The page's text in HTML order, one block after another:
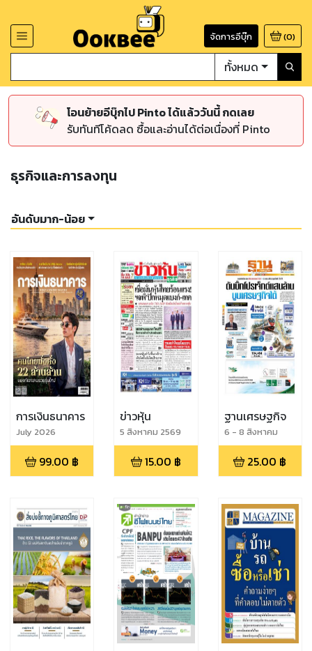
จัดการอีบุ๊ก (0)
ทั้งหมด
โอนย้ายอีบุ๊กไป Pinto ได้แล้ววันนี้ กดเลย
รับทันทีโค้ดลด ซื้อและอ่านได้ต่อเนื่องที่ Pinto
ธุรกิจและการลงทุน
อันดับมาก-น้อย
การเงินธนาคาร
July 2026
99.00 ฿
ข่าวหุ้น
5 สิงหาคม 2569
15.00 ฿
ฐานเศรษฐกิจ
6 - 8 สิงหาคม
2569
25.00 ฿